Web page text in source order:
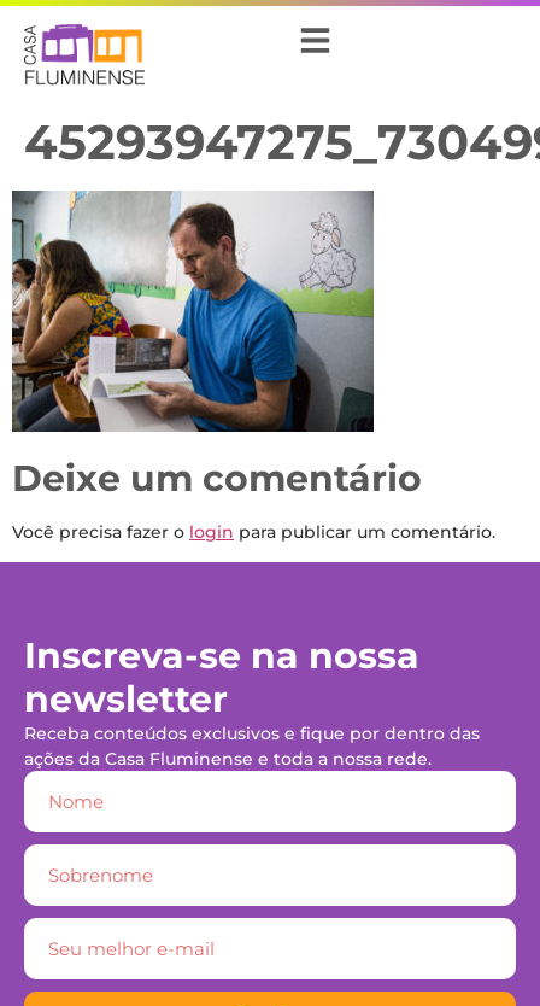
Deixe um comentário
Você precisa fazer o login para publicar um comentário.
Inscreva-se na nossa
newsletter
Receba conteúdos exclusivos e fique por dentro das
ações da Casa Fluminense e toda a nossa rede.